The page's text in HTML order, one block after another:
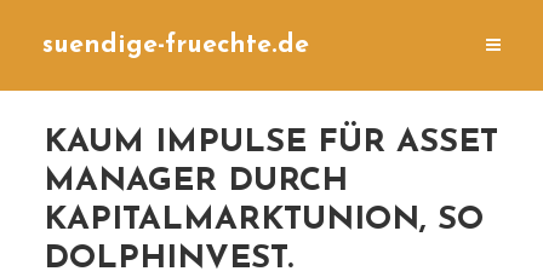
suendige-fruechte.de
KAUM IMPULSE FÜR ASSET
MANAGER DURCH
KAPITALMARKTUNION, SO
DOLPHINVEST.